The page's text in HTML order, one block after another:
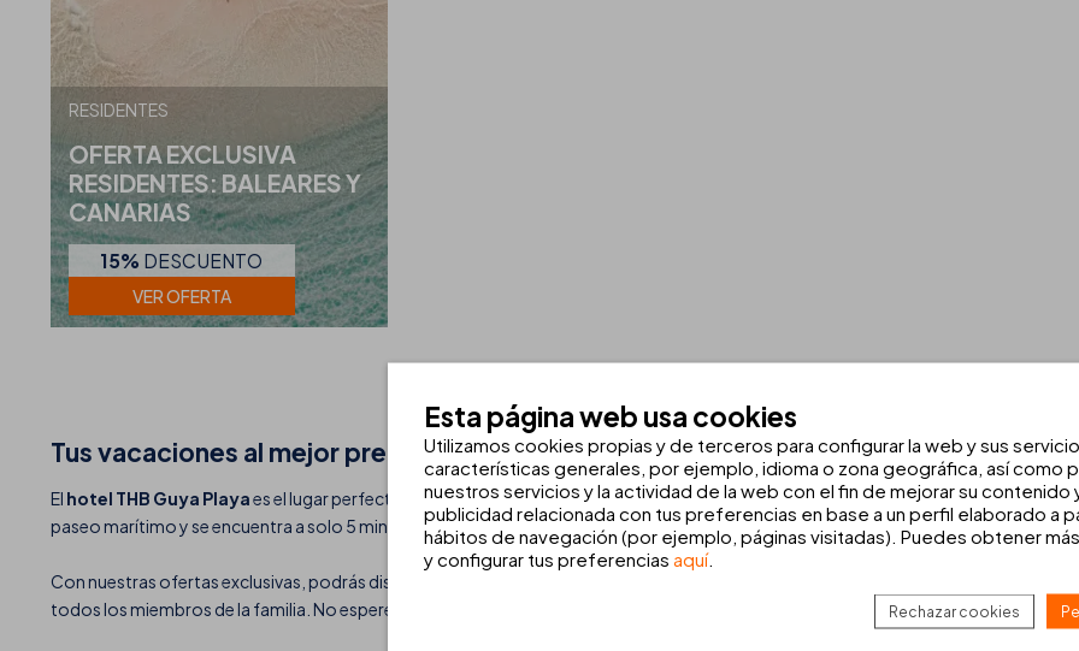
RESIDENTES
OFERTA EXCLUSIVA
RESIDENTES: BALEARES Y
CANARIAS
15% DESCUENTO
VER OFERTA
Tus vacaciones al mejor precio frente al mar en Cala Ratjada, Mallorca
El hotel THB Guya Playaes el lugar perfecto para disfrutar de unas vacaciones en familia, con amigos o en pareja. Situado en la
paseo marítimo y se encuentra a solo 5 minutos de la famosaPlaya de Cala Agulla , reconocida por su entorno natural y aguas
Con nuestras ofertas exclusivas, podrás disfrutar de los
del hotel al mejor precio. Vive momentos
todos los miembros de la familia. No esperes más y reserva directamente en nuestra web para aprovechar losmejores precios y
Esta página web usa cookies
Utilizamos cookies propias y de terceros para configurar la web y sus
características generales, por ejemplo, idioma o zona geográfica, así como
nuestros servicios y la actividad de la web con el fin de mejorar su contenido
publicidad relacionada con tus preferencias en base a un perfil elaborado a
hábitos de navegación (por ejemplo, páginas visitadas). Puedes obtener
y configurar tus preferencias aquí.
Rechazar cookies